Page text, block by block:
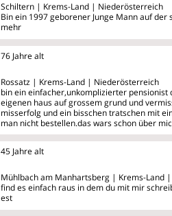
Schiltern | Krems-Land | Niederösterreich
Bin ein 1997 geborener Junge Mann auf
mehr
76 Jahre alt
Rossatz | Krems-Land | Niederösterreich
bin ein einfacher,unkomplizierter
eigenen haus auf grossem grund und
misserfolg und ein bisschen tratschen mit
man nicht bestellen.das wars schon über
45 Jahre alt
Mühlbach am Manhartsberg | Krems-Land
find es einfach raus in dem du mit mir
est